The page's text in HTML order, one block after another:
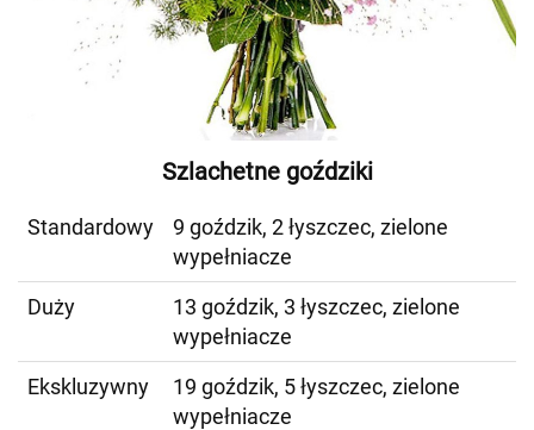
Szlachetne goździki
Standardowy
9 goździk, 2 łyszczec, zielone
wypełniacze
Duży
13 goździk, 3 łyszczec, zielone
wypełniacze
Ekskluzywny
19 goździk, 5 łyszczec, zielone
wypełniacze